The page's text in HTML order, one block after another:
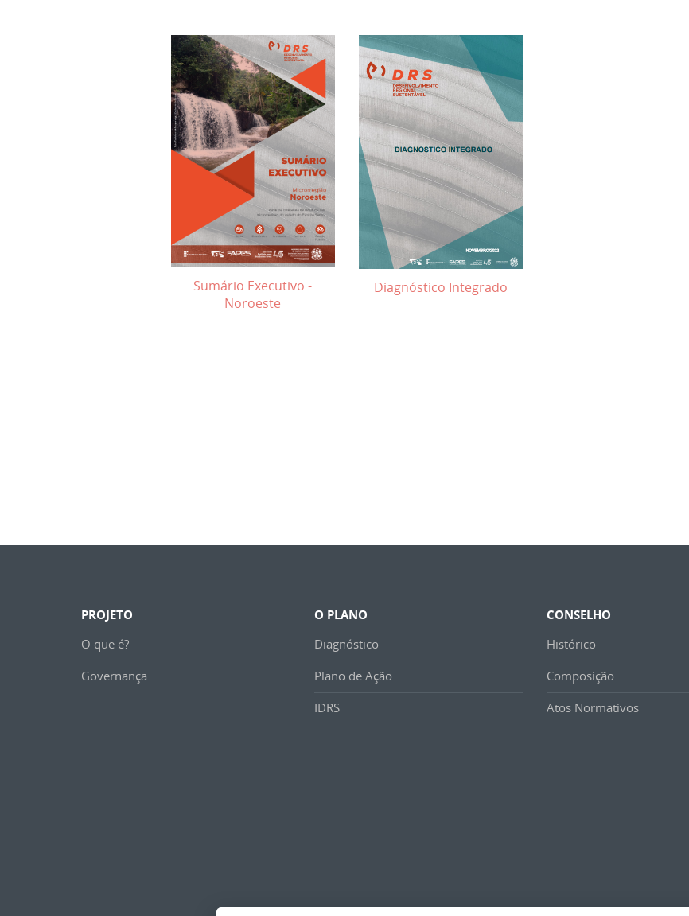
Sumário Executivo -
Noroeste
Diagnóstico Integrado
PROJETO
O que é?
Governança
O PLANO
Diagnóstico
Plano de Ação
IDRS
CONSELHO
Histórico
Composição
Atos Normativos